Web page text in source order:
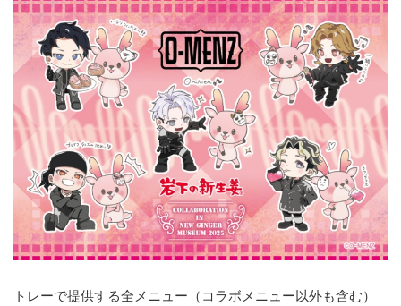
トレーで提供する全メニュー（コラボメニュー以外も含む）